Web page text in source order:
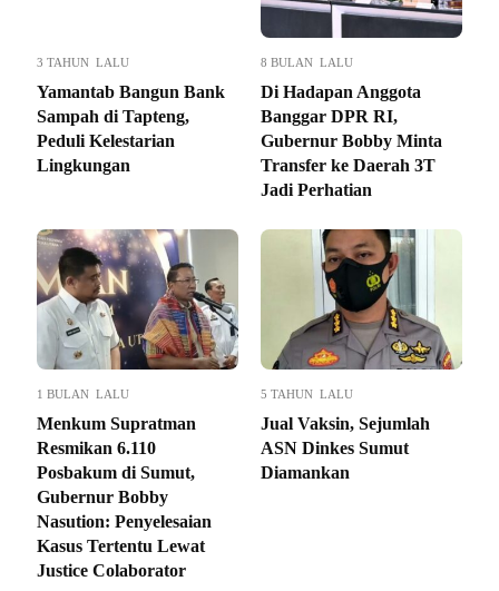
3 TAHUN LALU
Yamantab Bangun Bank
Sampah di Tapteng,
Peduli Kelestarian
Lingkungan
8 BULAN LALU
Di Hadapan Anggota
Banggar DPR RI,
Gubernur Bobby Minta
Transfer ke Daerah 3T
Jadi Perhatian
1 BULAN LALU
Menkum Supratman
Resmikan 6.110
Posbakum di Sumut,
Gubernur Bobby
Nasution: Penyelesaian
Kasus Tertentu Lewat
Justice Colaborator
5 TAHUN LALU
Jual Vaksin, Sejumlah
ASN Dinkes Sumut
Diamankan